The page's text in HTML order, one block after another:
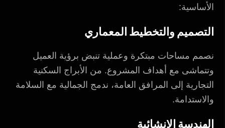
الأساسية:
التصميم والتخطيط المعماري
نصمم مساحات مبتكرة وعملية تنبض برؤية العميل
وتتماشى مع أهداف المشروع. من الأبراج السكنية
التجارية إلى المرافق العامة، ندمج الجمالية مع السلامة
والاستدامة.
الهندسة الإنشائية